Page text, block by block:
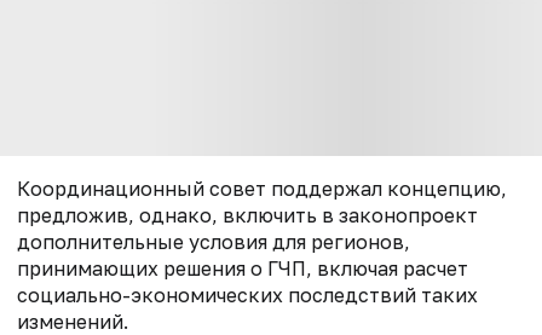
Координационный совет поддержал концепцию,
предложив, однако, включить в законопроект
дополнительные условия для регионов,
принимающих решения о ГЧП, включая расчет
социально-экономических последствий таких
изменений.